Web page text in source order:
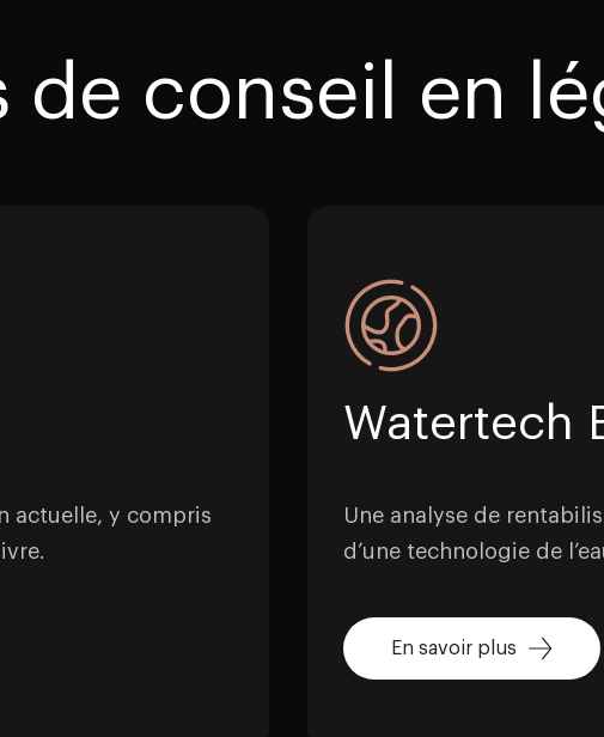
de conseil en
actuelle, y compris
Watertech
Une analyse de
d’une technologie de
En savoir plus